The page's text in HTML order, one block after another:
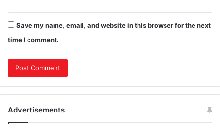
Save my name, email, and website in this browser for the next
time I comment.
Advertisements